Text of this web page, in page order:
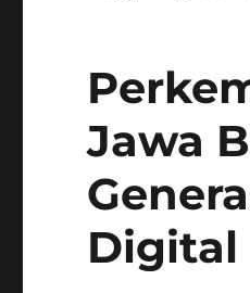
Jawa
Digital